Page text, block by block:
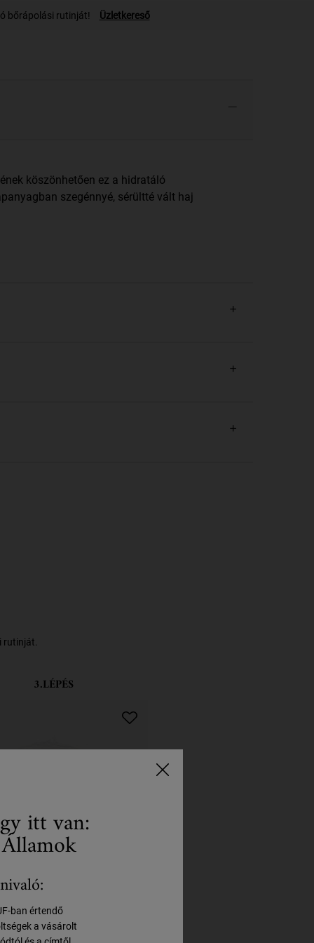
bőrápolási rutinját! Üzletkereső
köszönhetően ez a hidratáló
szegénnyé, sérültté vált haj
rutinját.
3.LÉPÉS
Fruit Oil Deeply
Hair Mask
itt van:
ban értendő
a vásárolt